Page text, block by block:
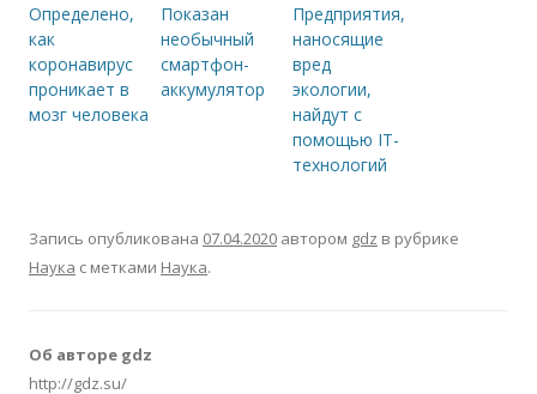
Определено,
как
коронавирус
проникает в
мозг человека
Показан
необычный
смартфон-
аккумулятор
Предприятия,
наносящие
вред
экологии,
найдут с
помощью IT-
технологий
Запись опубликована 07.04.2020 автором gdz в рубрике
Наука с метками Наука.
Об авторе gdz
http://gdz.su/